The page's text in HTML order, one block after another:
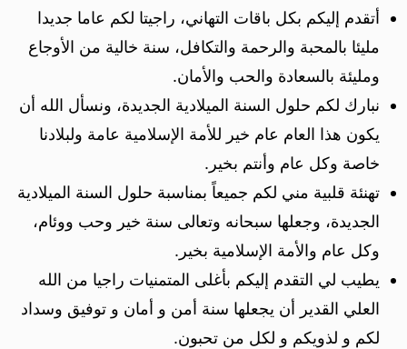
أتقدم إليكم بكل باقات التهاني، راجيتا لكم عاما جديدا
مليئا بالمحبة والرحمة والتكافل، سنة خالية من الأوجاع
ومليئة بالسعادة والحب والأمان.
نبارك لكم حلول السنة الميلادية الجديدة، ونسأل الله أن
يكون هذا العام عام خير للأمة الإسلامية عامة ولبلادنا
خاصة وكل عام وأنتم بخير.
تهنئة قلبية مني لكم جميعاً بمناسبة حلول السنة الميلادية
الجديدة، وجعلها سبحانه وتعالى سنة خير وحب ووئام،
وكل عام والأمة الإسلامية بخير.
يطيب لي التقدم إليكم بأغلى المتمنيات راجيا من الله
العلي القدير أن يجعلها سنة أمن و أمان و توفيق وسداد
لكم و لذويكم و لكل من تحبون.